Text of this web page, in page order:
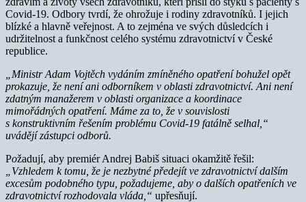
Covid-19. Odbory tvrdí, že ohrožuje i rodiny zdravotníků. I jejich
blízké a hlavně veřejnost. A to zejména ve svých důsledcích i
udržitelnost a funkčnost celého systému zdravotnictví v České
republice.
„Ministr Adam Vojtěch vydáním zmíněného opatření bohužel opět
prokazuje, že není ani odborníkem v oblasti zdravotnictví. Ani není
zdatným manažerem v oblasti organizace a koordinace
mimořádných opatření. Máme za to, že v souvislosti
s konstruktivním řešením problému Covid-19 fatálně selhal,“
uvádějí zástupci odborů.
Požadují, aby premiér Andrej Babiš situaci okamžitě řešil:
„Vzhledem k tomu, že je nezbytné předejít ve zdravotnictví dalším
excesům podobného typu, požadujeme, aby o dalších opatřeních ve
zdravotnictví rozhodovala vláda,“ upřesňují.